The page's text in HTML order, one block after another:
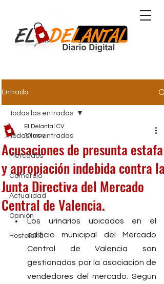
Entrada
Todas las entradas
Mercados
Comercio
Actualidad
Opinión
Hostelería
Todas las entradas
Acusaciones de presunta estafa
y apropiación indebida contra la
Junta Directiva del Mercado
Central de Valencia.
El Delantal CV
30 may
Los urinarios ubicados en el
edificio municipal del Mercado
Central de Valencia son
gestionados por la asociación de
vendedores del mercado. Según